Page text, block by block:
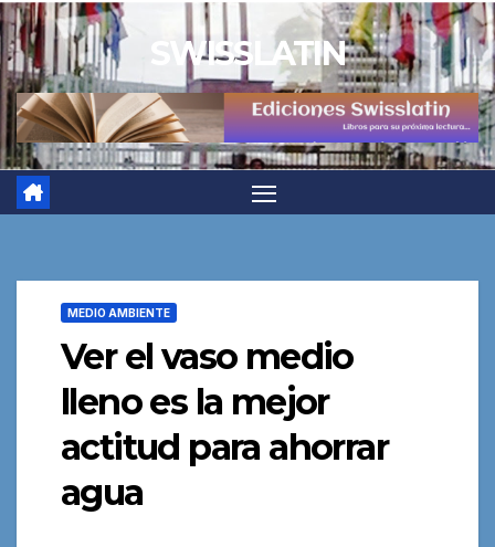
Saltar
al
contenido
SWISSLATIN
MEDIO AMBIENTE
Ver el vaso medio
lleno es la mejor
actitud para ahorrar
agua